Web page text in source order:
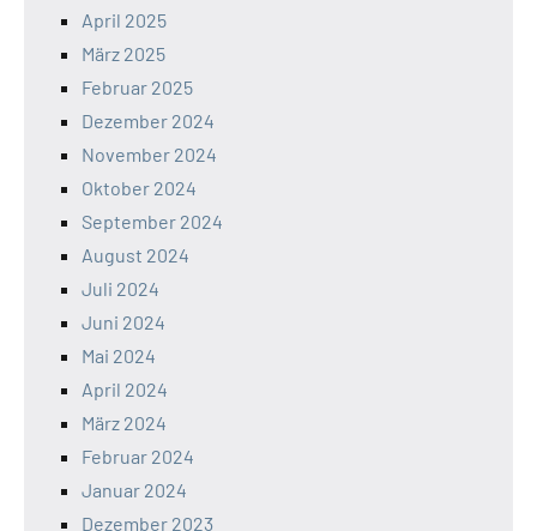
April 2025
März 2025
Februar 2025
Dezember 2024
November 2024
Oktober 2024
September 2024
August 2024
Juli 2024
Juni 2024
Mai 2024
April 2024
März 2024
Februar 2024
Januar 2024
Dezember 2023